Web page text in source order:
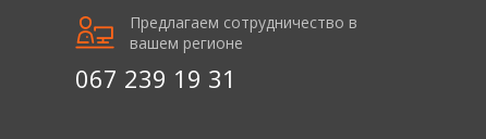
Предлагаем сотрудничество в
вашем регионе
067 239 19 31